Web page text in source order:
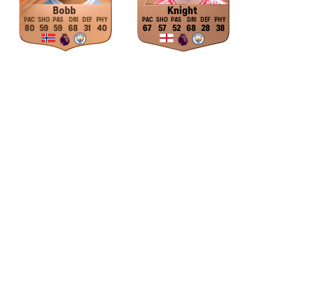
Bobb
80 59 59 68 31 40
Knight
67 57 52 68 28 38